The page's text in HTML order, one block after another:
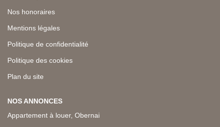
Nos honoraires
Mentions légales
Politique de confidentialité
Politique des cookies
Plan du site
NOS ANNONCES
Appartement à louer, Obernai